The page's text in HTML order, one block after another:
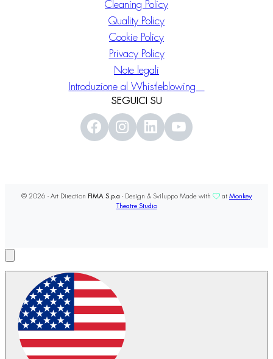
Cleaning Policy
Quality Policy
Cookie Policy
Privacy Policy
Note legali
Introduzione al Whistleblowing
SEGUICI SU
© 2026 - Art Direction FIMA S.p.a - Design & Sviluppo Made with at Monkey
Theatre Studio